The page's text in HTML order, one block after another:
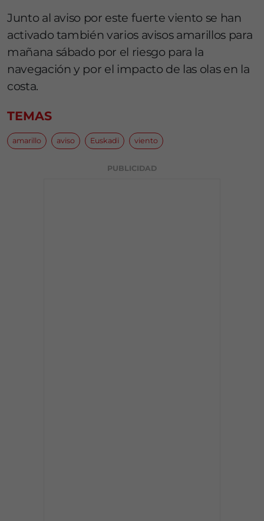
Junto al aviso por este fuerte viento se han
activado también varios avisos amarillos para
mañana sábado por el riesgo para la
navegación y por el impacto de las olas en la
costa.
TEMAS
amarillo aviso Euskadi viento
PUBLICIDAD